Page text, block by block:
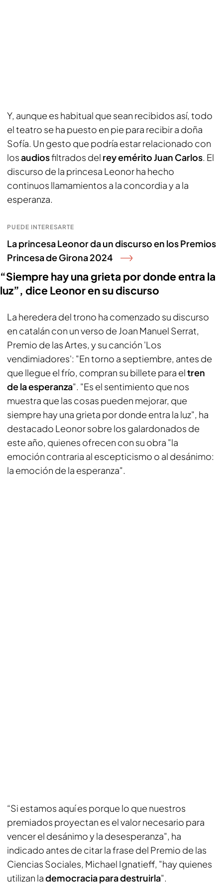
Y, aunque es habitual que sean recibidos así, todo
el teatro se ha puesto en pie para recibir a doña
Sofía. Un gesto que podría estar relacionado con
losaudiosfiltrados del rey emérito Juan Carlos. El
discurso de la princesa Leonor ha hecho
continuos llamamientos a la concordia y a la
esperanza.
PUEDE INTERESARTE
La princesa Leonor da un discurso en los Premios
Princesa de Girona 2024
“Siempre hay una grieta por donde entra la
luz”, dice Leonor en su discurso
La heredera del trono ha comenzado su discurso
en catalán con un verso de Joan Manuel Serrat,
Premio de las Artes, y su canción 'Los
vendimiadores': "En torno a septiembre, antes de
que llegue el frío, compran su billete para eltren
de la esperanza". "Es el sentimiento que nos
muestra que las cosas pueden mejorar, que
siempre hay una grieta por donde entra la luz", ha
destacado Leonor sobre los galardonados de
este año, quienes ofrecen con su obra "la
emoción contraria al escepticismo o al desánimo:
la emoción de la esperanza".
“Si estamos aquí es porque lo que nuestros
premiados proyectan es el valor necesario para
vencer el desánimo y la desesperanza", ha
indicado antes de citar la frase del Premio de las
Ciencias Sociales, Michael Ignatieff, "hay quienes
utilizan lademocracia para destruirla".